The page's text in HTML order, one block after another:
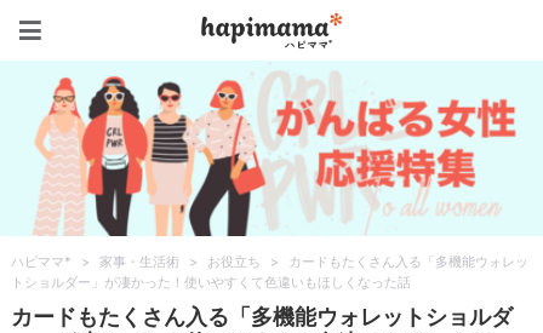
ハピママ* > 家事・生活術 > お役立ち >
カードもたくさん入る「多機能ウォレッ
トショルダー」が凄かった！使いやすくて色違いもほしくなった話
カードもたくさん入る「多機能ウォレットショルダ